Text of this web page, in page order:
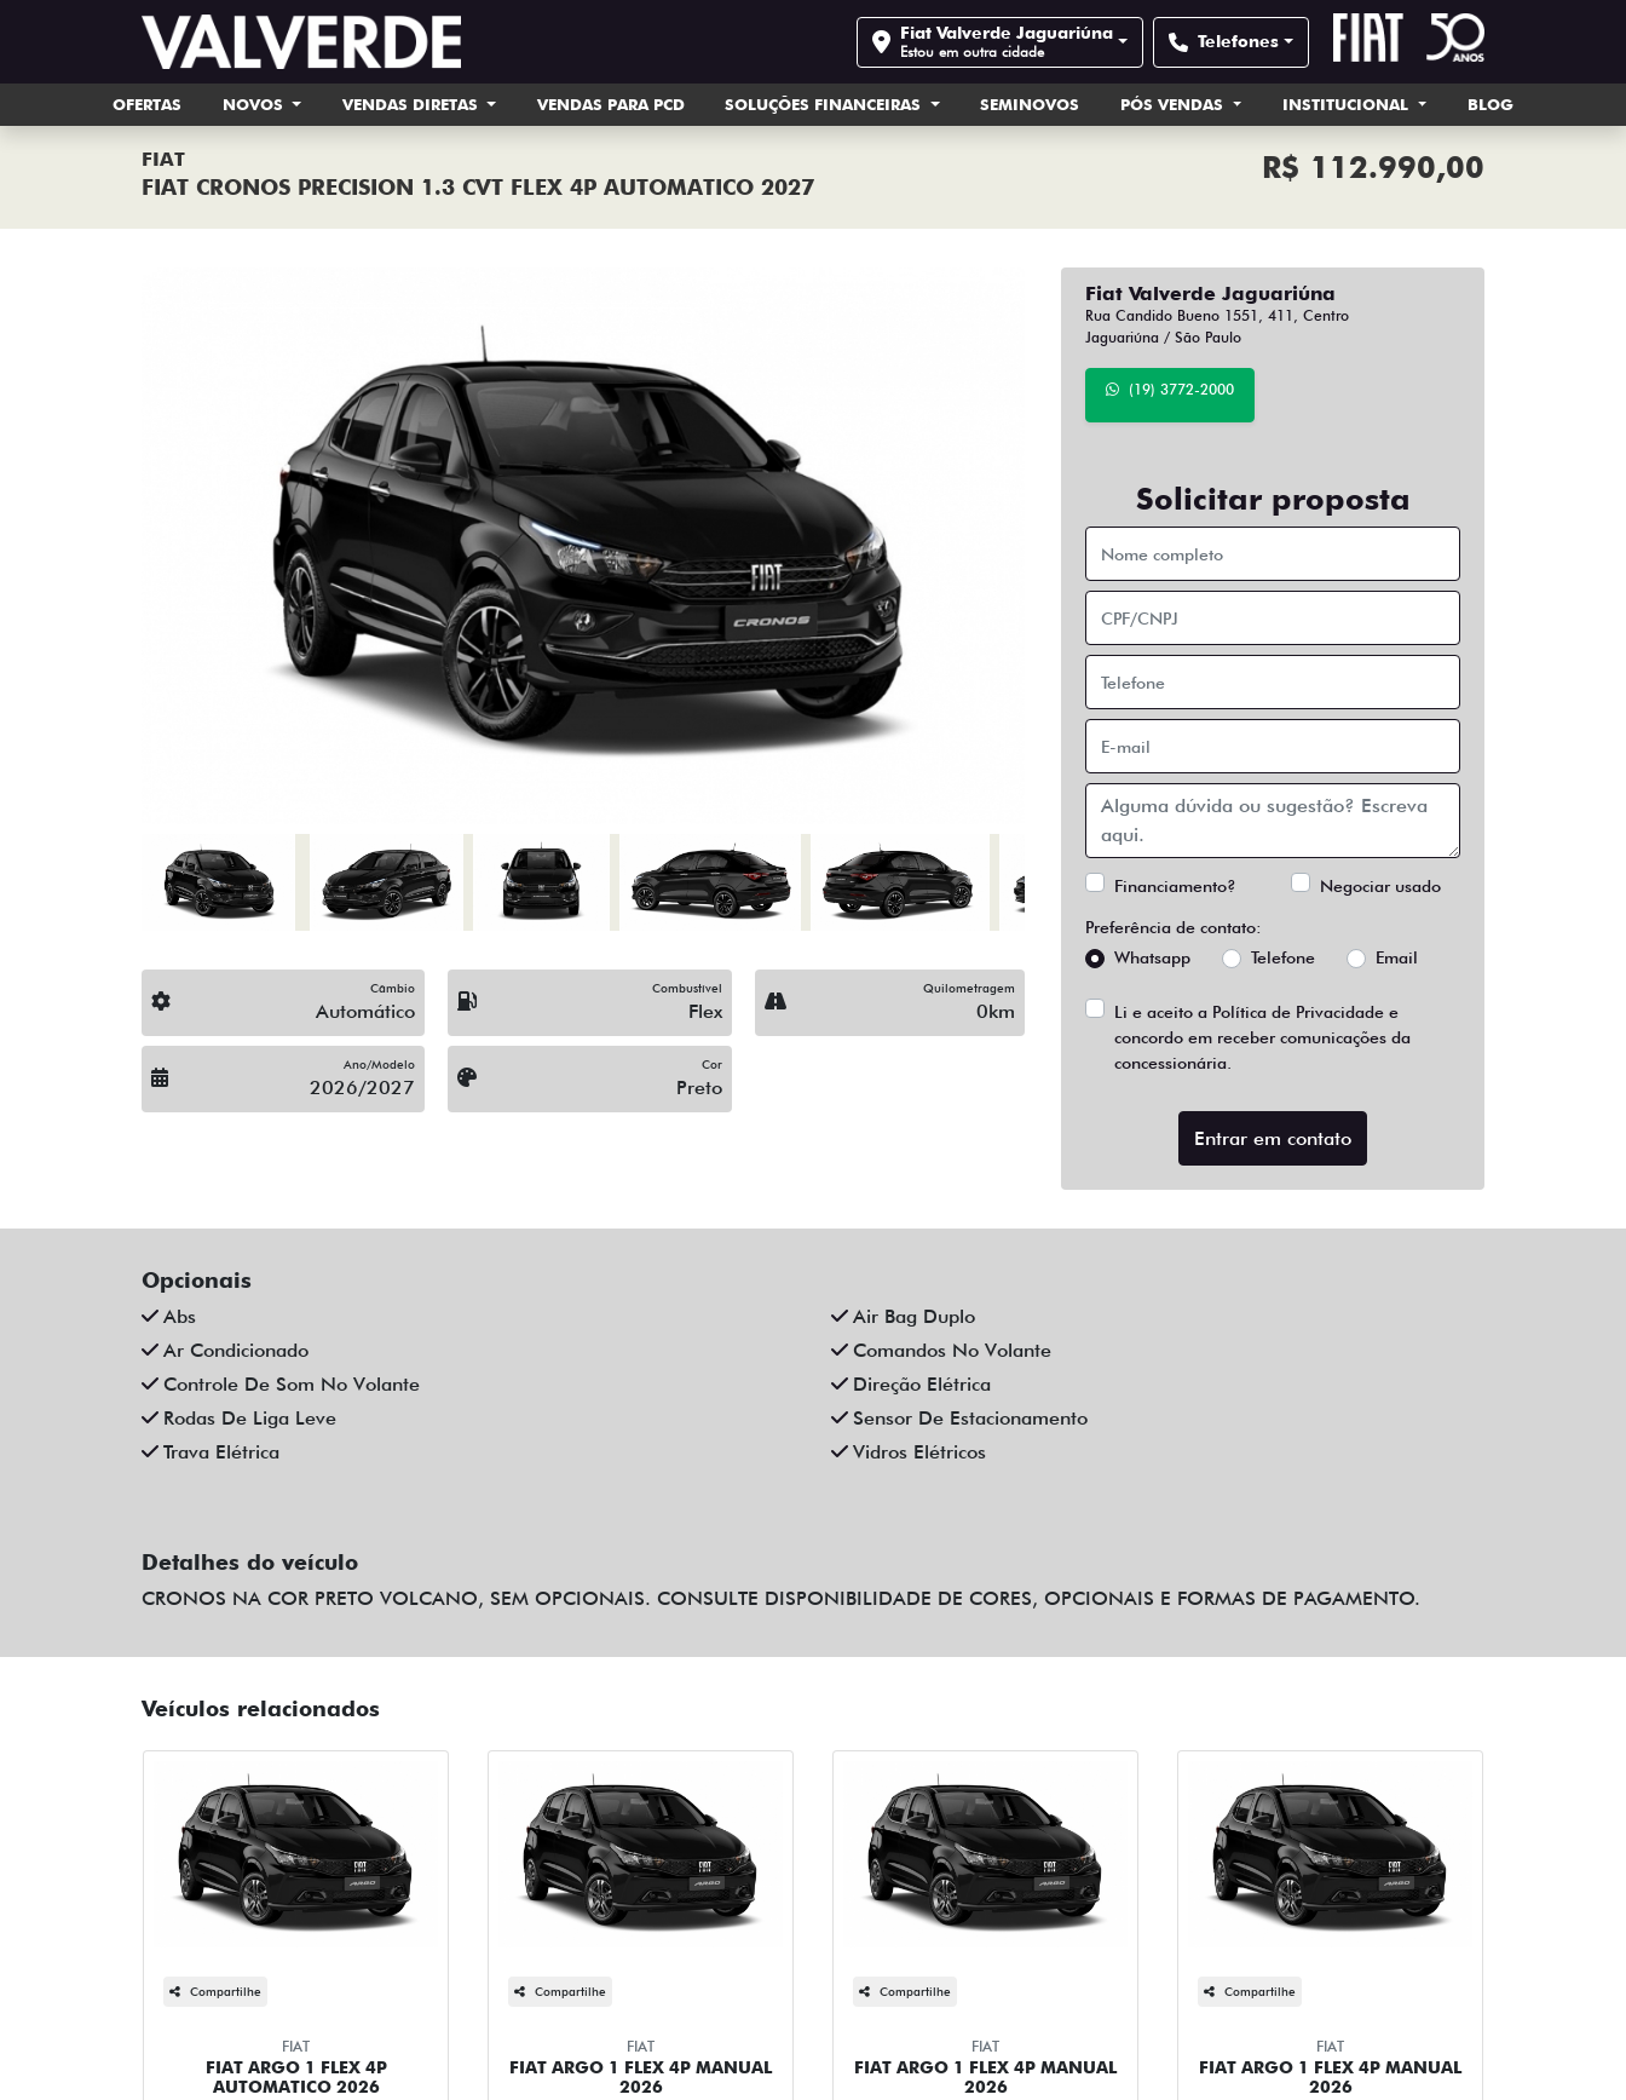
Fiat Valverde Jaguariúna
Estou em outra cidade Telefones
OFERTAS NOVOS VENDAS DIRETAS VENDAS PARA PCD SOLUÇÕES FINANCEIRAS SEMINOVOS PÓS VENDAS INSTITUCIONAL BLOG
FIAT
FIAT CRONOS PRECISION 1.3 CVT FLEX 4P AUTOMATICO 2027
R$ 112.990,00
Câmbio
Automático
Combustível
Flex
Quilometragem
0km
Ano/Modelo
2026/2027
Cor
Preto
Fiat Valverde Jaguariúna
Rua Candido Bueno 1551, 411, Centro
Jaguariúna / São Paulo
(19) 3772-2000
Solicitar proposta
Financiamento? Negociar usado
Preferência de contato:
Whatsapp
Telefone Email
Li e aceito a Política de Privacidade e
concordo em receber comunicações da
concessionária.
Entrar em contato
Opcionais
Abs
Air Bag Duplo
Ar Condicionado
Comandos No Volante
Controle De Som No Volante
Direção Elétrica
Rodas De Liga Leve
Sensor De Estacionamento
Trava Elétrica
Vidros Elétricos
Detalhes do veículo
CRONOS NA COR PRETO VOLCANO, SEM OPCIONAIS. CONSULTE DISPONIBILIDADE DE CORES, OPCIONAIS E FORMAS DE PAGAMENTO.
Veículos relacionados
Compartilhe
FIAT
FIAT ARGO 1 FLEX 4P
AUTOMATICO 2026
Compartilhe
FIAT
FIAT ARGO 1 FLEX 4P MANUAL
2026
Compartilhe
FIAT
FIAT ARGO 1 FLEX 4P MANUAL
2026
Compartilhe
FIAT
FIAT ARGO 1 FLEX 4P MANUAL
2026